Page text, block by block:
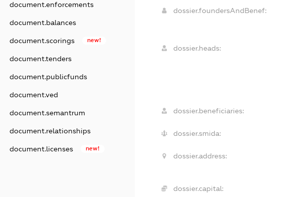
document.enforcements
document.balances
document.scorings new!
document.tenders
document.publicfunds
document.ved
document.semantrum
document.relationships
document.licenses new!
dossier.foundersAndBenef:
dossier.heads:
dossier.beneficiaries:
dossier.smida:
dossier.address:
dossier.capital: